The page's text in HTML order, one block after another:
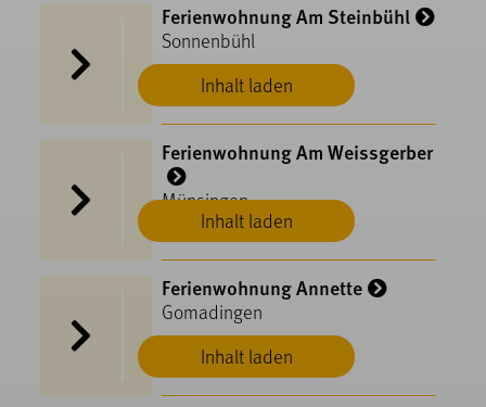
Inhalt laden
Ferienwohnung Am Steinbühl
Sonnenbühl
Inhalt laden
Ferienwohnung Am Weissgerber
Münsingen
Inhalt laden
Ferienwohnung Annette
Gomadingen